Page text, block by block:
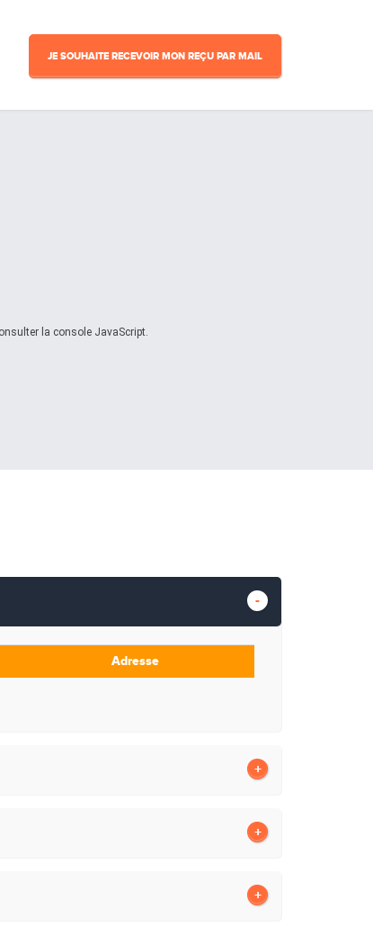
JE SOUHAITE RECEVOIR MON REÇU PAR MAIL
la console JavaScript.
Adresse